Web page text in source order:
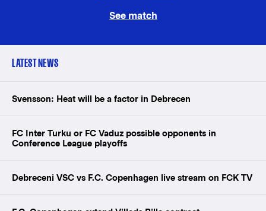
See match
LATEST NEWS
Svensson: Heat will be a factor in Debrecen
FC Inter Turku or FC Vaduz possible opponents in
Conference League playoffs
Debreceni VSC vs F.C. Copenhagen live stream on FCK TV